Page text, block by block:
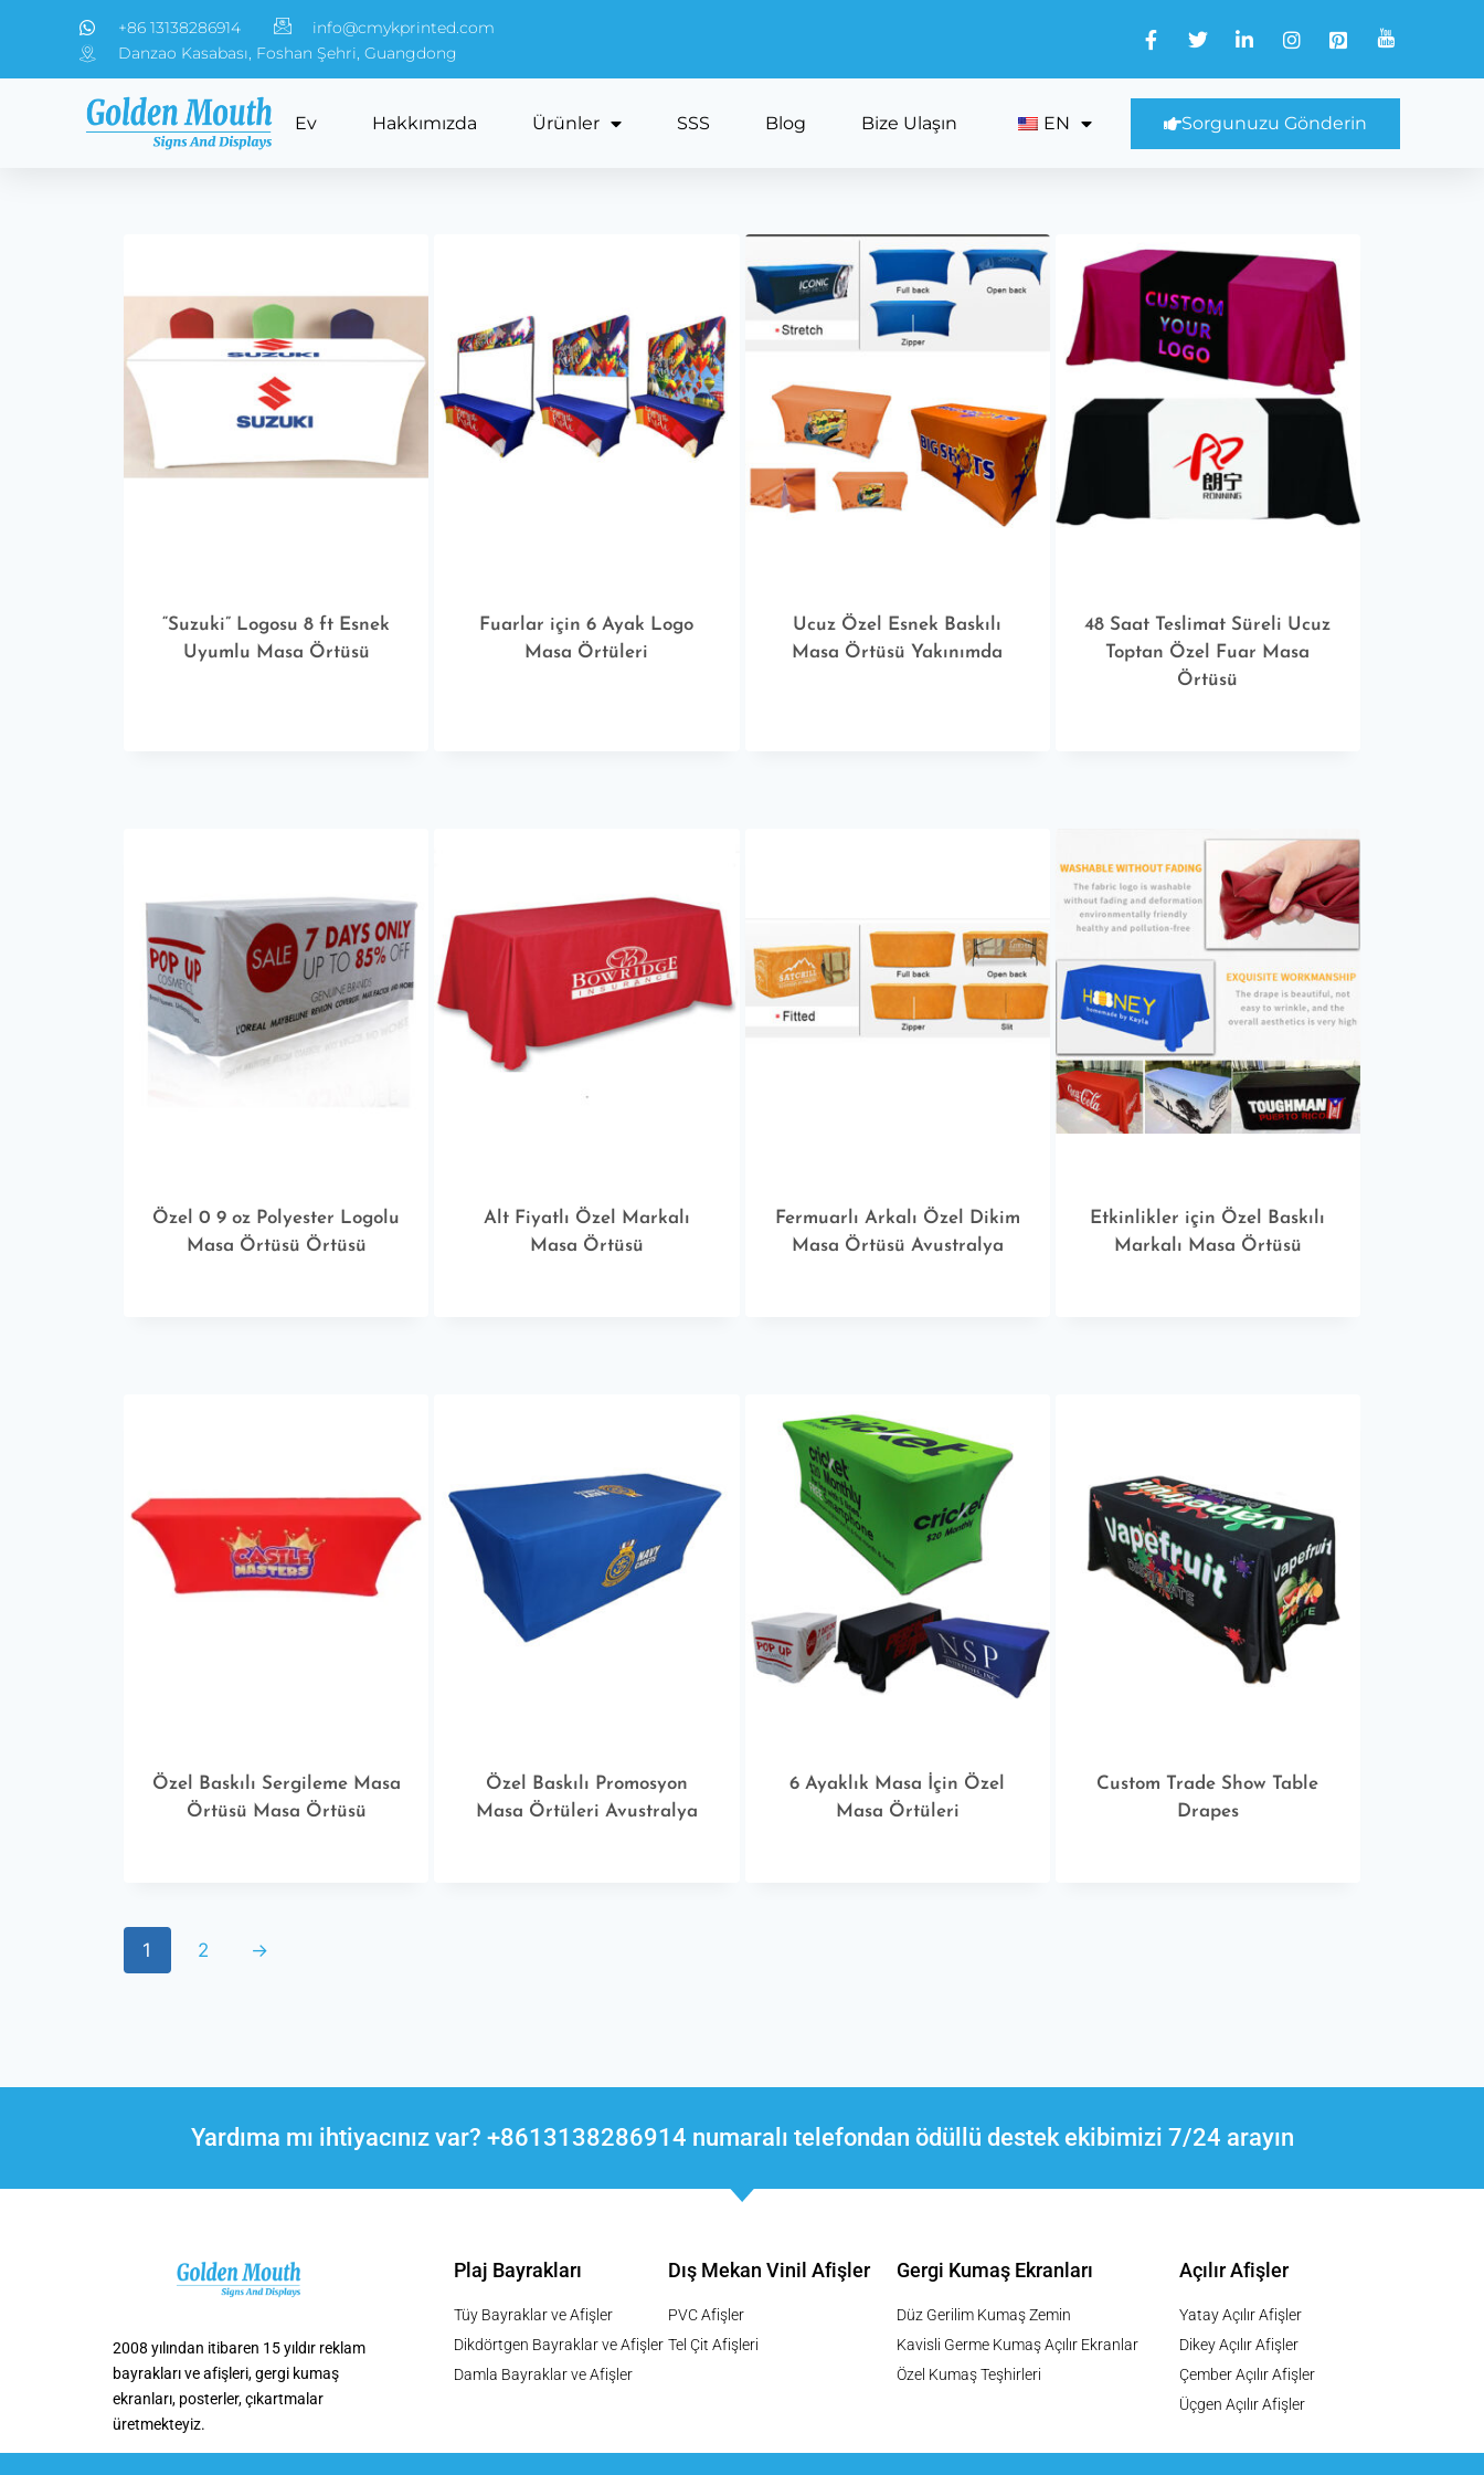
+86 13138286914
info@cmykprinted.com
Danzao Kasabası, Foshan Şehri, Guangdong
Ev Hakkımızda Ürünler SSS Blog Bize Ulaşın EN Sorgunuzu Gönderin
“Suzuki” Logosu 8 ft Esnek
Uyumlu Masa Örtüsü
Fuarlar için 6 Ayak Logo
Masa Örtüleri
Ucuz Özel Esnek Baskılı
Masa Örtüsü Yakınımda
48 Saat Teslimat Süreli Ucuz
Toptan Özel Fuar Masa
Örtüsü
Özel 0 9 oz Polyester Logolu
Masa Örtüsü Örtüsü
Alt Fiyatlı Özel Markalı
Masa Örtüsü
Fermuarlı Arkalı Özel Dikim
Masa Örtüsü Avustralya
Etkinlikler için Özel Baskılı
Markalı Masa Örtüsü
Özel Baskılı Sergileme Masa
Örtüsü Masa Örtüsü
Özel Baskılı Promosyon
Masa Örtüleri Avustralya
6 Ayaklık Masa İçin Özel
Masa Örtüleri
Custom Trade Show Table
Drapes
1 2 →
Yardıma mı ihtiyacınız var? +8613138286914 numaralı telefondan ödüllü destek ekibimizi 7/24 arayın
2008 yılından itibaren 15 yıldır reklam
bayrakları ve afişleri, gergi kumaş
ekranları, posterler, çıkartmalar
üretmekteyiz.
Plaj Bayrakları
Tüy Bayraklar ve Afişler
Dikdörtgen Bayraklar ve Afişler
Damla Bayraklar ve Afişler
Dış Mekan Vinil Afişler
PVC Afişler
Tel Çit Afişleri
Gergi Kumaş Ekranları
Düz Gerilim Kumaş Zemin
Kavisli Germe Kumaş Açılır Ekranlar
Özel Kumaş Teşhirleri
Açılır Afişler
Yatay Açılır Afişler
Dikey Açılır Afişler
Çember Açılır Afişler
Üçgen Açılır Afişler